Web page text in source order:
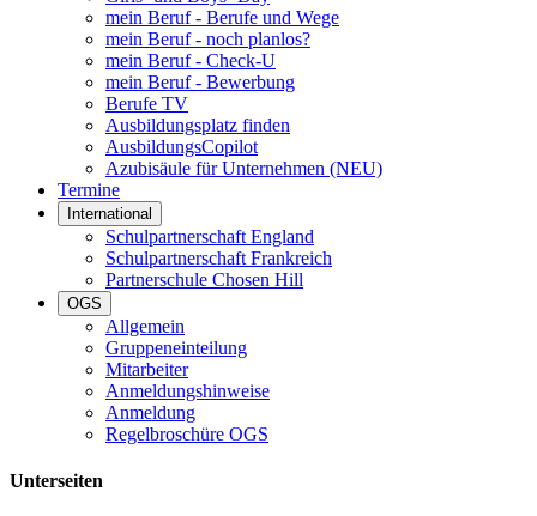
mein Beruf - Berufe und Wege
mein Beruf - noch planlos?
mein Beruf - Check-U
mein Beruf - Bewerbung
Berufe TV
Ausbildungsplatz finden
AusbildungsCopilot
Azubisäule für Unternehmen (NEU)
Termine
International
Schulpartnerschaft England
Schulpartnerschaft Frankreich
Partnerschule Chosen Hill
OGS
Allgemein
Gruppeneinteilung
Mitarbeiter
Anmeldungshinweise
Anmeldung
Regelbroschüre OGS
Unterseiten